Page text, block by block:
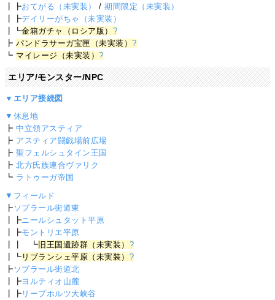
┃┣おてがる（未実装） /期間限定（未実装）
┃┣デイリーがちゃ（未実装）
┃┗金箱ガチャ（ロシア版） ?
┣パンドラサーガ宝匣（未実装）?
┗ マイレージ（未実装）?
エリア/モンスター/NPC
▼エリア接続図
▼休息地
┣中立領アスティア
┣ アスティア闘戯場前広場
┣聖フェルシュタイン王国
┣北方氏族連合ヴァリク
┗ ラトゥーガ帝国
▼フィールド
┣ ソプラール街道東
┃┣ニールシュタット平原
┃┣モントリエ平原
┃┃ ┗旧王国遺跡群（未実装） ?
┃┗ リブランシェ平原（未実装） ?
┣ ソプラール街道北
┃┣ヨルティオ山麓
┃┣ リープホルツ大峡谷